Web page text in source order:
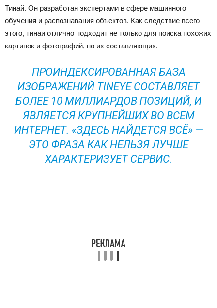
Тинай. Он разработан экспертами в сфере машинного
обучения и распознавания объектов. Как следствие всего
этого, тинай отлично подходит не только для поиска похожих
картинок и фотографий, но их составляющих.
ПРОИНДЕКСИРОВАННАЯ БАЗА
ИЗОБРАЖЕНИЙ TINEYE СОСТАВЛЯЕТ
БОЛЕЕ 10 МИЛЛИАРДОВ ПОЗИЦИЙ, И
ЯВЛЯЕТСЯ КРУПНЕЙШИХ ВО ВСЕМ
ИНТЕРНЕТ. «ЗДЕСЬ НАЙДЕТСЯ ВСЁ» —
ЭТО ФРАЗА КАК НЕЛЬЗЯ ЛУЧШЕ
ХАРАКТЕРИЗУЕТ СЕРВИС.